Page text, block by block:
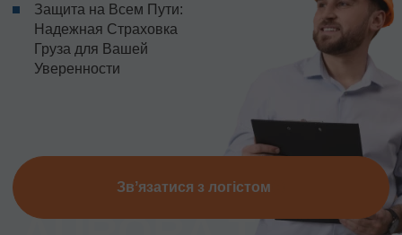
Защита на Всем Пути:
Надежная Страховка
Груза для Вашей
Уверенности
Звʼязатися з логістом